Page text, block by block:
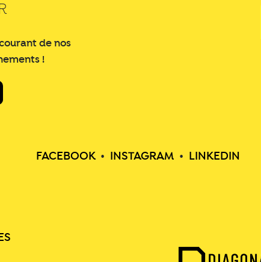
de nos
!
FACEBOOK • INSTAGRAM • LINKEDIN